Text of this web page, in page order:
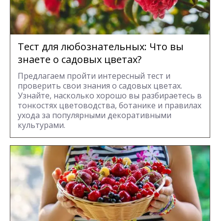
Тест для любознательных: Что вы
знаете о садовых цветах?
Предлагаем пройти интересный тест и
проверить свои знания о садовых цветах.
Узнайте, насколько хорошо вы разбираетесь в
тонкостях цветоводства, ботанике и правилах
ухода за популярными декоративными
культурами.